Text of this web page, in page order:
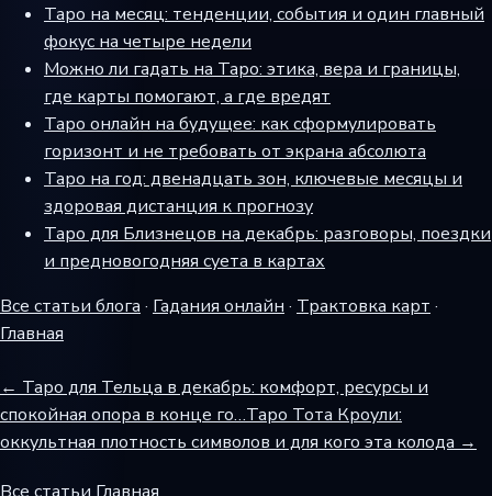
Таро на месяц: тенденции, события и один главный
фокус на четыре недели
Можно ли гадать на Таро: этика, вера и границы,
где карты помогают, а где вредят
Таро онлайн на будущее: как сформулировать
горизонт и не требовать от экрана абсолюта
Таро на год: двенадцать зон, ключевые месяцы и
здоровая дистанция к прогнозу
Таро для Близнецов на декабрь: разговоры, поездки
и предновогодняя суета в картах
Все статьи блога · Гадания онлайн · Трактовка карт ·
Главная
← Таро для Тельца в декабрь: комфорт, ресурсы и
спокойная опора в конце го…Таро Тота Кроули:
оккультная плотность символов и для кого эта колода →
Все статьи Главная